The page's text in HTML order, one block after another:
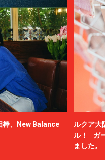
棒、New Balance
ルクア大
ル！ ガ
ました。